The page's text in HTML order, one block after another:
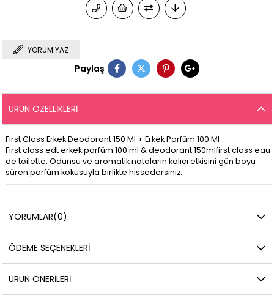
YORUM YAZ
Paylaş
ÜRÜN ÖZELLIKLERI
First Class Erkek Deodorant 150 Ml + Erkek Parfüm 100 Ml
First class edt erkek parfüm 100 ml & deodorant 150mlfirst class eau
de toilette: Odunsu ve aromatik notaların kalıcı etkisini gün boyu
süren parfüm kokusuyla birlikte hissedersiniz.
YORUMLAR(0)
ÖDEME SEÇENEKLERI
ÜRÜN ÖNERILERI